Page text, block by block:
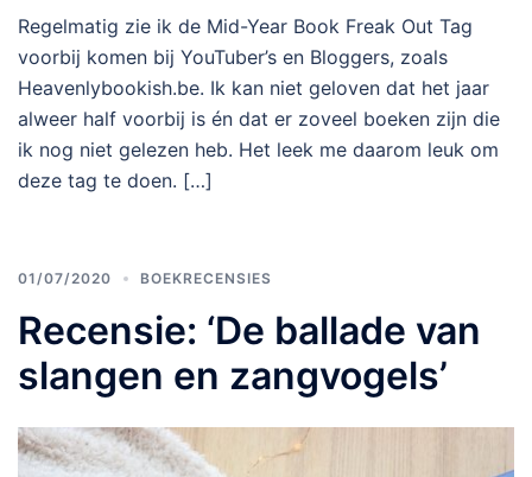
Regelmatig zie ik de Mid-Year Book Freak Out Tag
voorbij komen bij YouTuber’s en Bloggers, zoals
Heavenlybookish.be. Ik kan niet geloven dat het jaar
alweer half voorbij is én dat er zoveel boeken zijn die
ik nog niet gelezen heb. Het leek me daarom leuk om
deze tag te doen. […]
01/07/2020 BOEKRECENSIES
Recensie: ‘De ballade van
slangen en zangvogels’